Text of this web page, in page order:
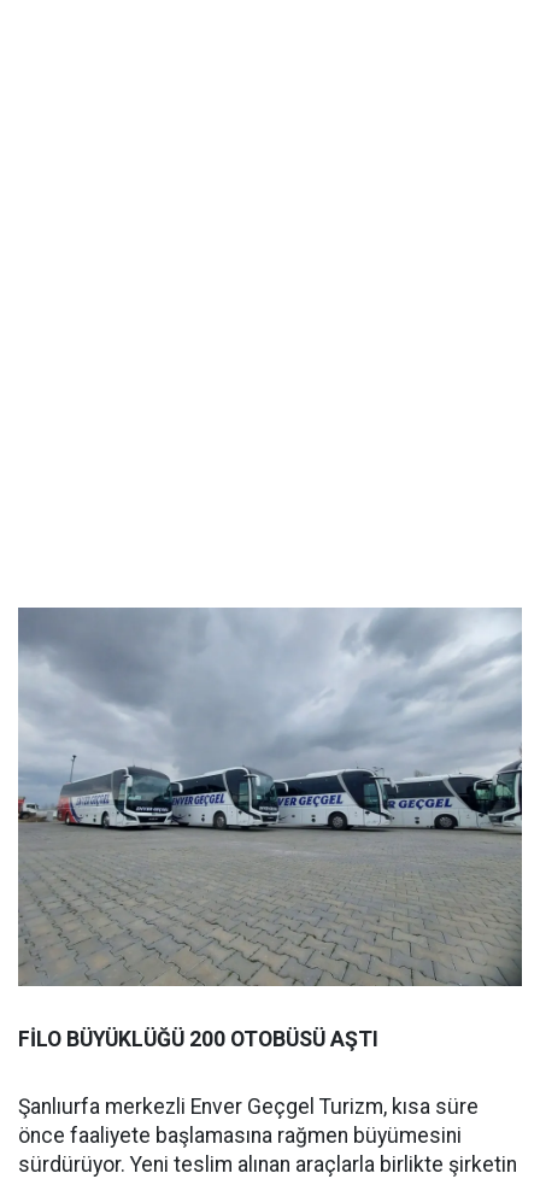
FİLO BÜYÜKLÜĞÜ 200 OTOBÜSÜ AŞTI
Şanlıurfa merkezli Enver Geçgel Turizm, kısa süre
önce faaliyete başlamasına rağmen büyümesini
sürdürüyor. Yeni teslim alınan araçlarla birlikte şirketin